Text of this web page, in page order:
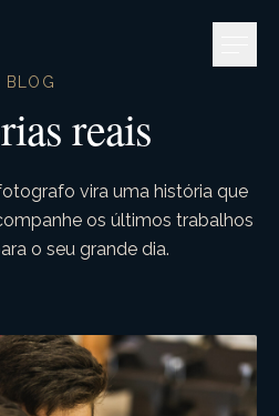
BLOG
reais
vira uma história que
os últimos trabalhos
o seu grande dia.